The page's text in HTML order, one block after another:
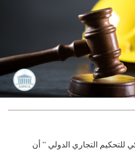
للتحكيم التجاري الدولي ” أن